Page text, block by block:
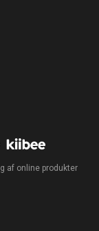
af online produkter